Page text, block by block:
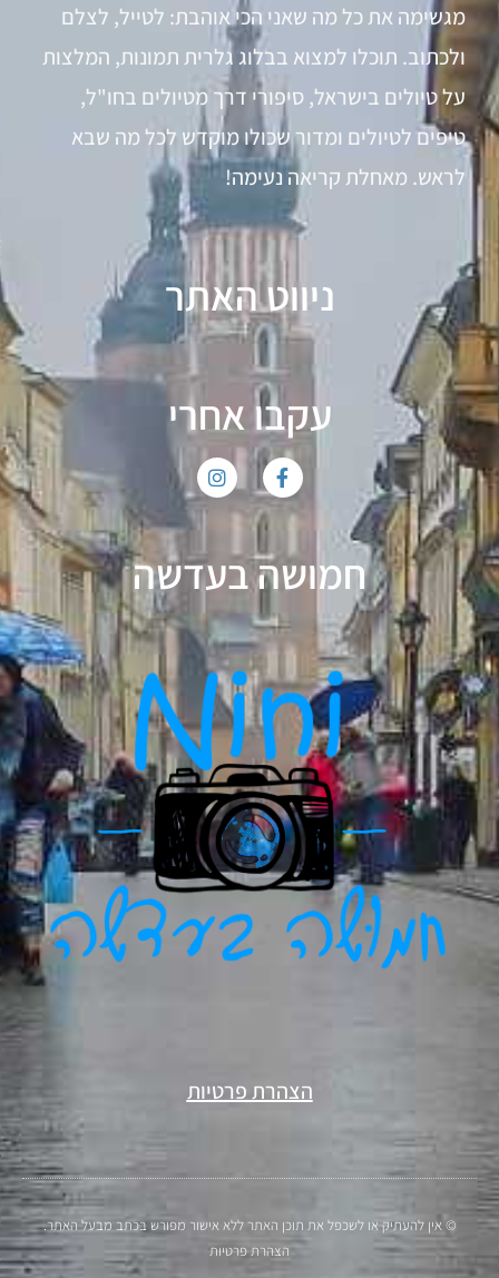
מגשימה את כל מה שאני הכי אוהבת: לטייל, לצלם
ולכתוב. תוכלו למצוא בבלוג גלרית תמונות, המלצות
על טיולים בישראל, סיפורי דרך מטיולים בחו"ל,
טיפים לטיולים ומדור שכולו מוקדש לכל מה שבא
לראש. מאחלת קריאה נעימה!
ניווט האתר
עקבו אחרי
חמושה בעדשה
הצהרת פרטיות
© אין להעתיק או לשכפל את תוכן האתר ללא אישור מפורש בכתב מבעל האתר.
הצהרת פרטיות